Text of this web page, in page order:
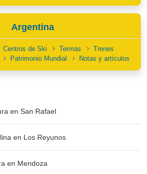
Argentina
Centros de Ski Termas
Trenes
Patrimonio Mundial Notas y artículos
en San Rafael
en Los Reyunos
en Mendoza